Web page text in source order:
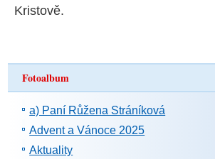
Kristově.
Fotoalbum
a) Paní Růžena Stráníková
Advent a Vánoce 2025
Aktuality